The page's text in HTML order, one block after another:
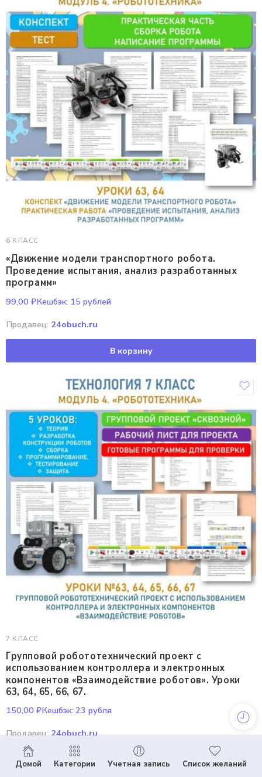
6 КЛАСС
«Движение модели транспортного робота.
Проведение испытания, анализ разработанных
программ»
99,00 ₽Кешбэк: 15 рублей
Продавец: 24obuch.ru
В корзину
7 КЛАСС
Групповой робототехнический проект с
использованием контроллера и электронных
компонентов «Взаимодействие роботов». Уроки
63, 64, 65, 66, 67.
150,00 ₽Кешбэк: 23 рубля
Продавец: 24obuch.ru
В корзину
Домой Категории Учетная запись Список желаний